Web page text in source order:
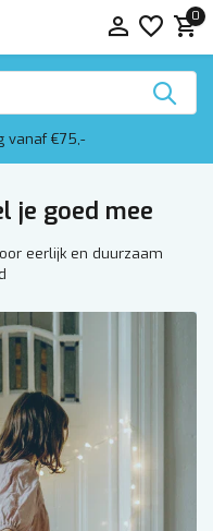
0
vanaf €75,-
je goed mee
eerlijk en duurzaam